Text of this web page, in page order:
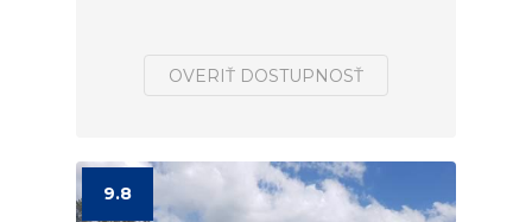
OVERIŤ DOSTUPNOSŤ
9.8